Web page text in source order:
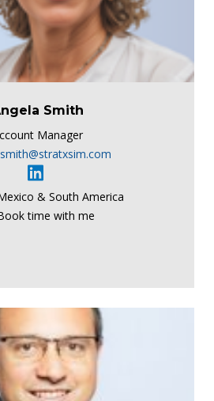
Smith
Manager
& South America
time with me